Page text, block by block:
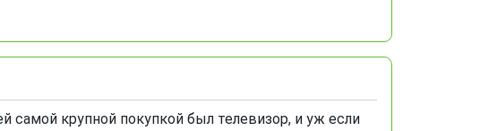
крупной покупкой был телевизор, и уж если